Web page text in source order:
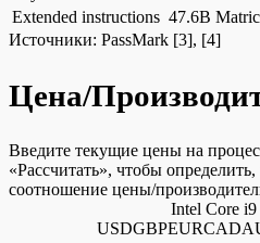
Extended instructions 47.6B
Источники: PassMark [3], [4]
Цена/
Введите текущие цены на
«Рассчитать», чтобы
соотношение цены/
Intel Core